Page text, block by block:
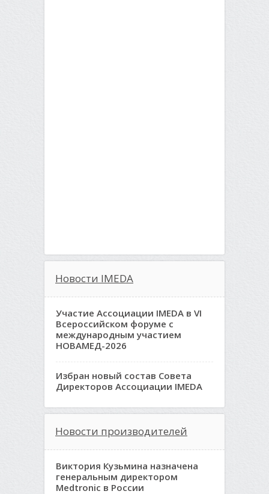
Новости IMEDA
Участие Ассоциации IMEDA в VI
Всероссийском форуме с
международным участием
НОВАМЕД-2026
Избран новый состав Совета
Директоров Ассоциации IMEDA
Новости производителей
Виктория Кузьмина назначена
генеральным директором
Medtronic в России